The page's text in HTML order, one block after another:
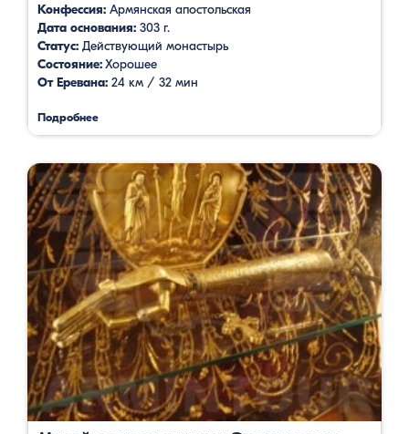
Конфессия: Армянская апостольская
Дата основания: 303 г.
Статус: Действующий монастырь
Состояние:Хорошее
От Еревана: 24 км / 32 мин
Подробнее